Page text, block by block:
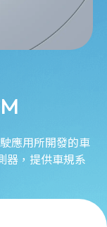
應用所開發的車
器，提供車規系